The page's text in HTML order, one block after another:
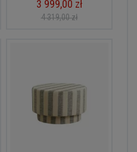
3 999,00 zł
4 319,00 zł